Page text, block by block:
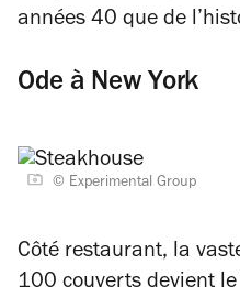
années 40 que de
Ode à New York
© Experimental Group
Côté restaurant, la